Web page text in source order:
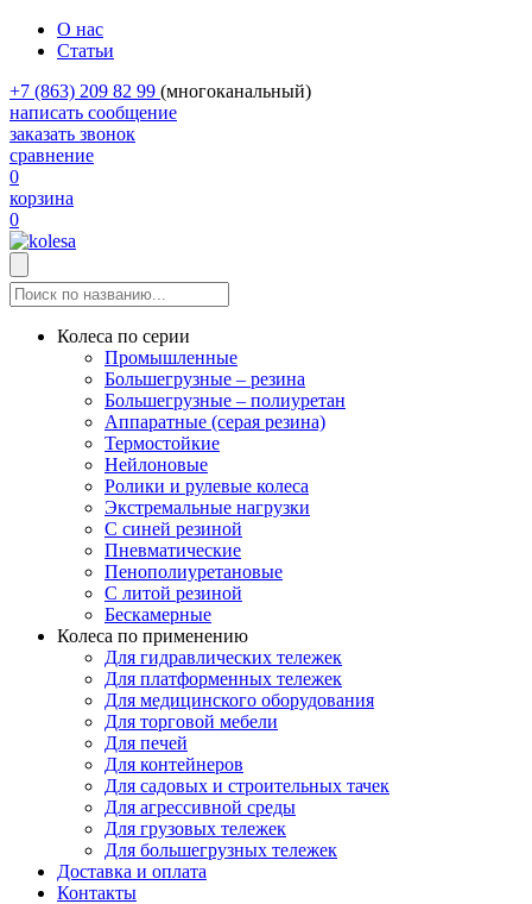
О нас
Статьи
+7 (863) 209 82 99 (многоканальный)
написать сообщение
заказать звонок
сравнение
0
корзина
0
Колеса по серии
Промышленные
Большегрузные – резина
Большегрузные – полиуретан
Аппаратные (серая резина)
Термостойкие
Нейлоновые
Ролики и рулевые колеса
Экстремальные нагрузки
С синей резиной
Пневматические
Пенополиуретановые
С литой резиной
Бескамерные
Колеса по применению
Для гидравлических тележек
Для платформенных тележек
Для медицинского оборудования
Для торговой мебели
Для печей
Для контейнеров
Для садовых и строительных тачек
Для агрессивной среды
Для грузовых тележек
Для большегрузных тележек
Доставка и оплата
Контакты